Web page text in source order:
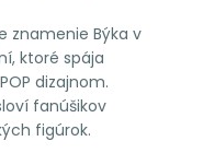
znamenie Býka v
ktoré spája
dizajnom.
fanúšikov
figúrok.